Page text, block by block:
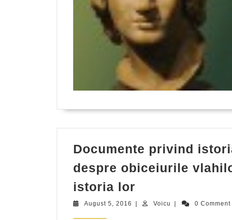
Documente privind
despre obiceiurile
istoria lor
privind
August 5, 2016 August
| Voicu Voicu
| 0 Comment